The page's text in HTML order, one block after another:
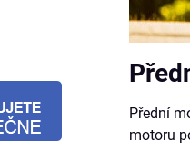
Přední
motoru